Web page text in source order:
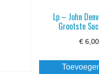
Lp – John
Grootste
€6,00